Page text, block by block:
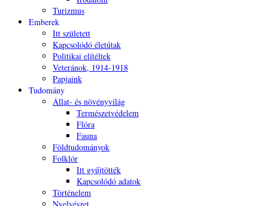
Turizmus
Emberek
Itt született
Kapcsolódó életútak
Politikai elítéltek
Veteránok, 1914-1918
Papjaink
Tudomány
Állat- és növényvilág
Természetvédelem
Flóra
Fauna
Földtudományok
Folklór
Itt gyűjtötték
Kapcsolódó adatok
Történelem
Nyelvészet